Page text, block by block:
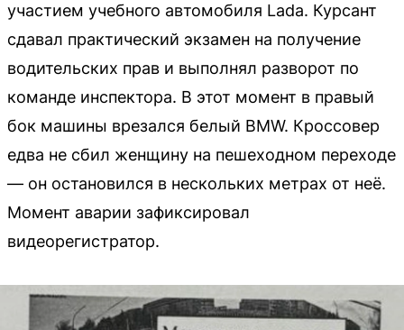
участием учебного автомобиля Lada. Курсант
сдавал практический экзамен на получение
водительских прав и выполнял разворот по
команде инспектора. В этот момент в правый
бок машины врезался белый BMW. Кроссовер
едва не сбил женщину на пешеходном переходе
— он остановился в нескольких метрах от неё.
Момент аварии зафиксировал
видеорегистратор.